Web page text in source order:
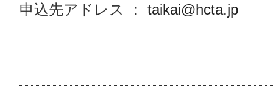
申込先アドレス ： taikai@hcta.jp